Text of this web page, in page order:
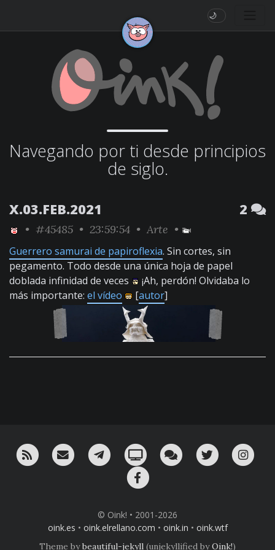
🌙
Navegando por ti desde principios
de siglo.
X.03.FEB.2021 2
• #45485 • 23:59:54 • Arte •
Guerrero samurai de papiroflexia. Sin cortes, sin
pegamento. Todo desde una única hoja de papel
doblada infinidad de veces
¡Ah, perdón! Olvidaba lo
más importante: el vídeo [autor]
RSS ¡Mándame un email!¡Nuestro canal en Telegram!
Oink! TV Charla con nosotros
Twitter
© Oink! • 2001-2026
oink.es • oink.elrellano.com • oink.in • oink.wtf
Theme bybeautiful-jekyll (unjekyllified byOink!)